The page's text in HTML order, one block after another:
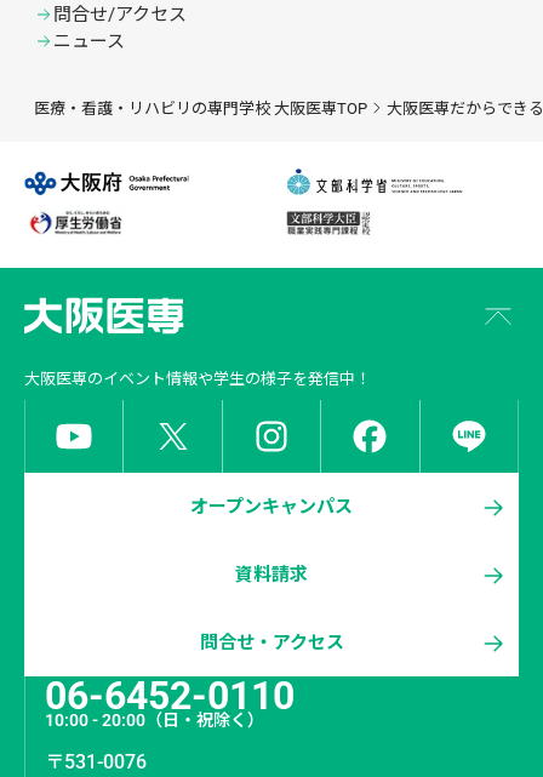
問合せ/アクセス
ニュース
医療・看護・リハビリの専門学校 大阪医専TOP 大阪医専だからでき
大阪医専のイベント情報や学生の様子を発信中！
オープンキャンパス
資料請求
問合せ・アクセス
06-6452-0110
10:00 - 20:00 （日・祝除く）
〒531-0076